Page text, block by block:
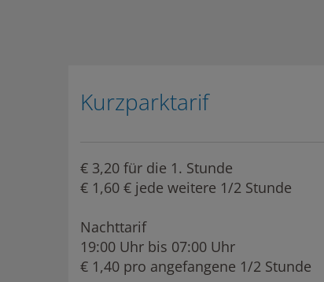
Kurzparktarif
€ 3,20 für die 1. Stunde
€ 1,60 € jede weitere 1/2 Stunde
Nachttarif
19:00 Uhr bis 07:00 Uhr
€ 1,40 pro angefangene 1/2 Stunde